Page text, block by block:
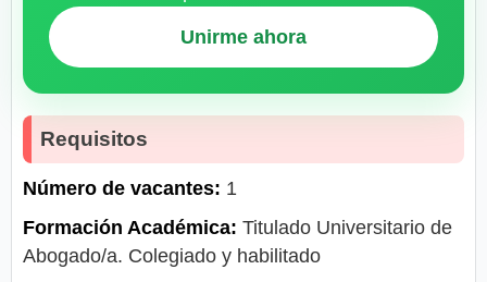
Unirme ahora
Requisitos
Número de vacantes: 1
Formación Académica: Titulado Universitario de
Abogado/a. Colegiado y habilitado